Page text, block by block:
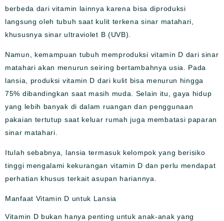
berbeda dari vitamin lainnya karena bisa diproduksi
langsung oleh tubuh saat kulit terkena sinar matahari,
khususnya sinar ultraviolet B (UVB).
Namun, kemampuan tubuh memproduksi vitamin D dari sinar
matahari akan menurun seiring bertambahnya usia. Pada
lansia, produksi vitamin D dari kulit bisa menurun hingga
75% dibandingkan saat masih muda. Selain itu, gaya hidup
yang lebih banyak di dalam ruangan dan penggunaan
pakaian tertutup saat keluar rumah juga membatasi paparan
sinar matahari.
Itulah sebabnya, lansia termasuk kelompok yang berisiko
tinggi mengalami kekurangan vitamin D dan perlu mendapat
perhatian khusus terkait asupan hariannya.
Manfaat Vitamin D untuk Lansia
Vitamin D bukan hanya penting untuk anak-anak yang